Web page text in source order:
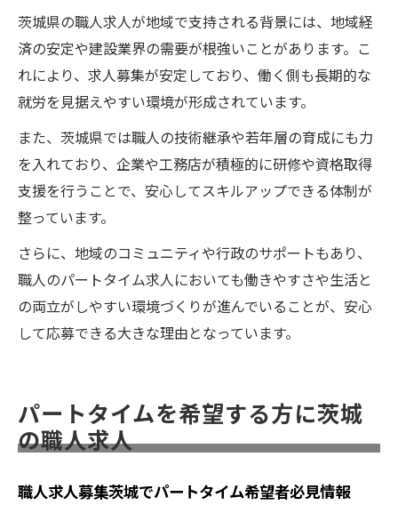
茨城県の職人求人が地域で支持される背景には、地域経
済の安定や建設業界の需要が根強いことがあります。こ
れにより、求人募集が安定しており、働く側も長期的な
就労を見据えやすい環境が形成されています。
また、茨城県では職人の技術継承や若年層の育成にも力
を入れており、企業や工務店が積極的に研修や資格取得
支援を行うことで、安心してスキルアップできる体制が
整っています。
さらに、地域のコミュニティや行政のサポートもあり、
職人のパートタイム求人においても働きやすさや生活と
の両立がしやすい環境づくりが進んでいることが、安心
して応募できる大きな理由となっています。
パートタイムを希望する方に茨城
の職人求人
職人求人募集茨城でパートタイム希望者必見情報